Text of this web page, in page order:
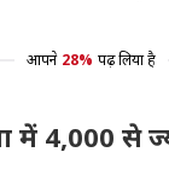
आपने 28% पढ़ लिया है
में 4,000 से